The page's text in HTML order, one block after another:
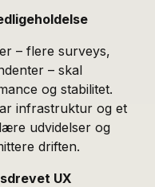
– flere surveys,
– skal
og stabilitet.
infrastruktur og et
udvidelser og
driften.
UX